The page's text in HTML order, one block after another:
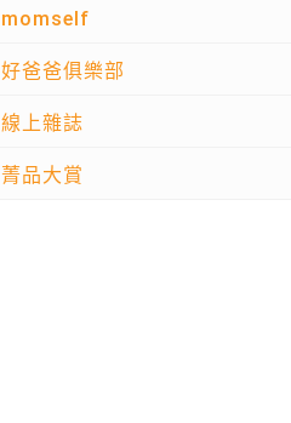
momself
好爸爸俱樂部
線上雜誌
菁品大賞